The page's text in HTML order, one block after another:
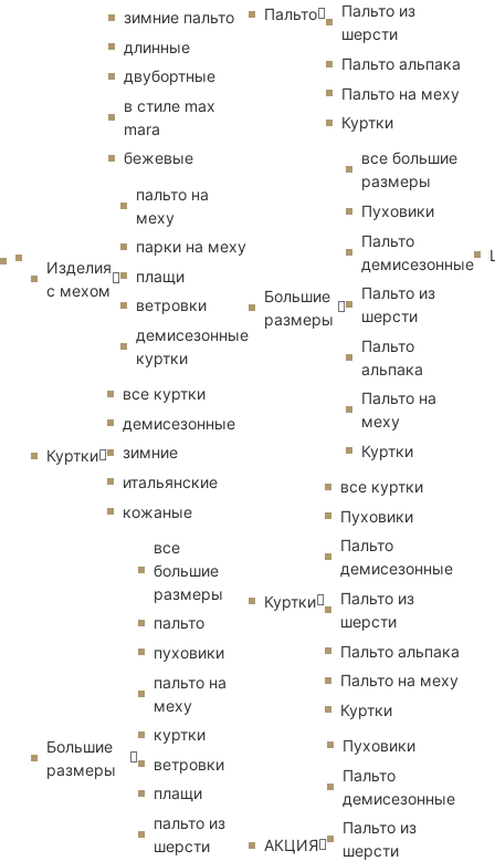
зимние пальто
длинные
двубортные
в стиле max
mara
бежевые
Изделия
с мехом
пальто на
меху
парки на меху
плащи
ветровки
демисезонные
куртки
Куртки
все куртки
демисезонные
зимние
итальянские
кожаные
Большие
размеры
все
большие
размеры
пальто
пуховики
пальто на
меху
куртки
ветровки
плащи
пальто из
шерсти
Пальто
Пальто из
шерсти
Пальто альпака
Пальто на меху
Куртки
Большие
размеры
все большие
размеры
Пуховики
Пальто
демисезонные
Пальто из
шерсти
Пальто
альпака
Пальто на
меху
Куртки
Куртки
все куртки
Пуховики
Пальто
демисезонные
Пальто из
шерсти
Пальто альпака
Пальто на меху
Куртки
АКЦИЯ
Пуховики
Пальто
демисезонные
Пальто из
шерсти